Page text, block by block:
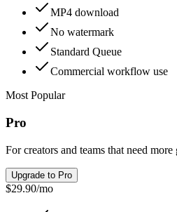
MP4 download
No watermark
Standard Queue
Commercial workflow use
Most Popular
Pro
For creators and teams that need
Upgrade to Pro
$29.90/mo